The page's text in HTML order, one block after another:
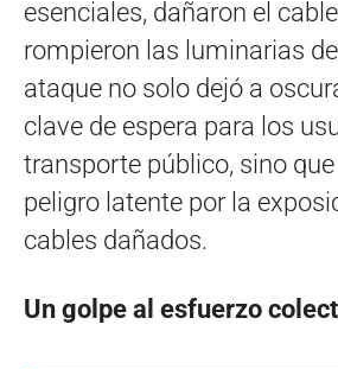
esenciales, dañaron el
rompieron las luminarias
ataque no solo dejó a
clave de espera para los
transporte público, sino
peligro latente por la
cables dañados.
Un golpe al esfuerzo